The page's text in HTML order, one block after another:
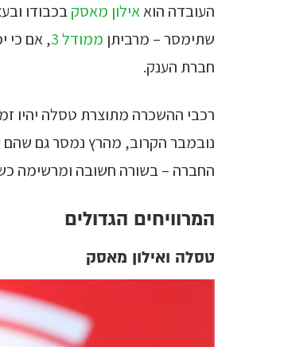
העובדה הואאילון מאסקבכבודו
שתימסר – מרביתן ממודל 3
חברת הענק.
רכבי ההשכרה מתוצרת טסלה יהיו
נובמבר הקרוב, מהרץ נמסר גם
החברה – בשורה חשובה ומרשימה
המרוויחים הגדולים
טסלה ואילון מאסק